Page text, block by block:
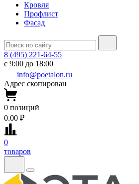
Кровля
Профлист
Фасад
8 (495) 221-64-55
с 9:00 до 18:00
info@poetalon.ru
Адрес скопирован
0 позиций
0.00 ₽
0
товаров